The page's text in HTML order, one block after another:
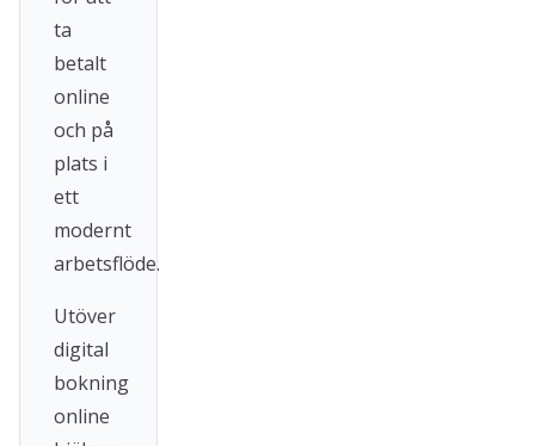
ta
betalt
online
och på
plats i
ett
modernt
arbetsflöde.
Utöver
digital
bokning
online